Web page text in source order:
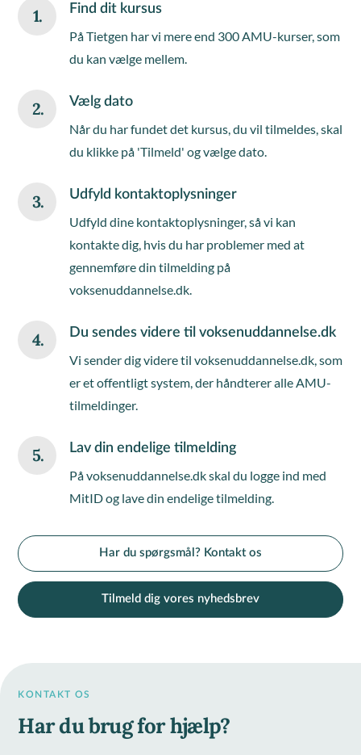
1. Find dit kursus
På Tietgen har vi mere end 300 AMU-kurser, som
du kan vælge mellem.
2. Vælg dato
Når du har fundet det kursus, du vil tilmeldes, skal
du klikke på 'Tilmeld' og vælge dato.
3. Udfyld kontaktoplysninger
Udfyld dine kontaktoplysninger, så vi kan
kontakte dig, hvis du har problemer med at
gennemføre din tilmelding på
voksenuddannelse.dk.
4. Du sendes videre til voksenuddannelse.dk
Vi sender dig videre til voksenuddannelse.dk, som
er et offentligt system, der håndterer alle AMU-
tilmeldinger.
5. Lav din endelige tilmelding
På voksenuddannelse.dk skal du logge ind med
MitID og lave din endelige tilmelding.
Har du spørgsmål? Kontakt os
Tilmeld dig vores nyhedsbrev
KONTAKT OS
Har du brug for hjælp?